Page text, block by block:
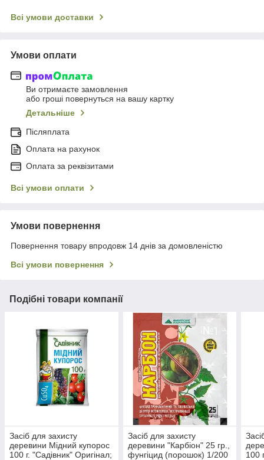
Всі умови доставки
Умови оплати
Ви отримаєте замовлення
або гроші повернуться на вашу картку
Детальніше
Післяплата
Оплата на рахунок
Оплата за реквізитами
Всі умови оплати
Умови повернення
Повернення товару впродовж 14 днів за домовленістю
Всі умови повернення
Подібні товари компанії
Засіб для захисту
деревини Мідний купорос
100 г. "Садівник" Оригінал;
Засіб для захисту
деревини "Карбіон" 25 гр.,
фунгіцид (порошок) 1/200
100